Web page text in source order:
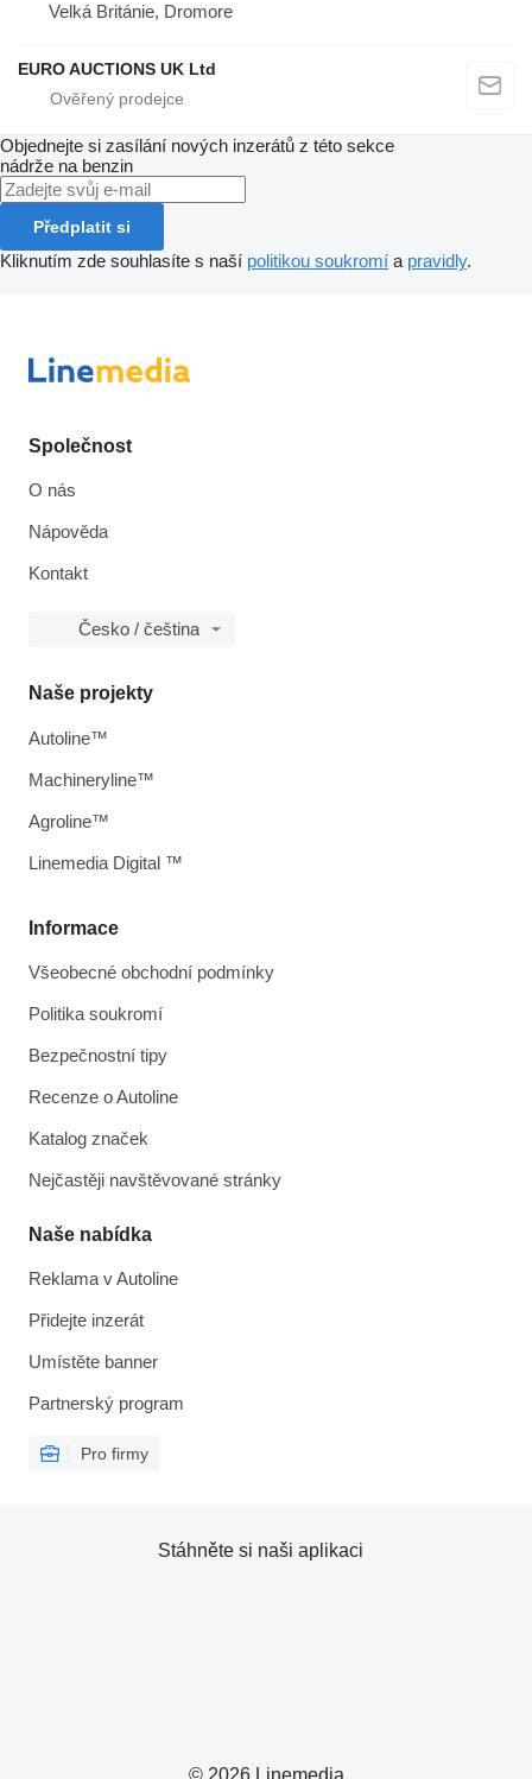
Velká Británie, Dromore
EURO AUCTIONS UK Ltd
Objednejte si zasílání nových inzerátů z této sekce
nádrže na benzin
Předplatit si
Kliknutím zde souhlasíte s naší politikou soukromí a pravidly.
Společnost
O nás
Nápověda
Kontakt
Česko / čeština
Informace
Všeobecné obchodní podmínky
Politika soukromí
Bezpečnostní tipy
Recenze o Autoline
Katalog značek
Nejčastěji navštěvované stránky
Naše nabídka
Reklama v Autoline
Přidejte inzerát
Umístěte banner
Partnerský program
Pro firmy
Naše projekty
Autoline™
Machineryline™
Agroline™
Linemedia Digital ™
Stáhněte si naši aplikaci